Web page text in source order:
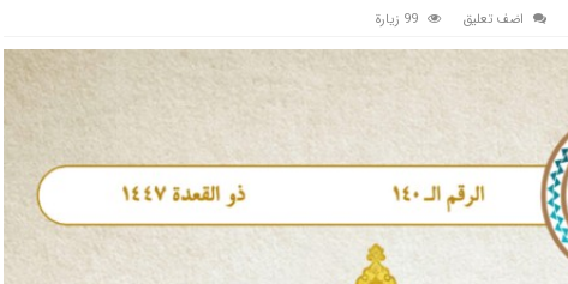
اضف تعليق 99 زيارة